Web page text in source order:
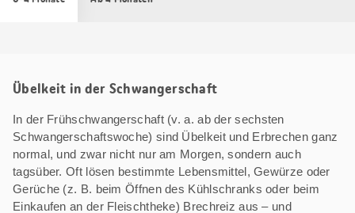
Übelkeit in der Schwangerschaft
In der Frühschwangerschaft (v. a. ab der sechsten
Schwangerschaftswoche) sind Übelkeit und Erbrechen ganz
normal, und zwar nicht nur am Morgen, sondern auch
tagsüber. Oft lösen bestimmte Lebensmittel, Gewürze oder
Gerüche (z. B. beim Öffnen des Kühlschranks oder beim
Einkaufen an der Fleischtheke) Brechreiz aus – und